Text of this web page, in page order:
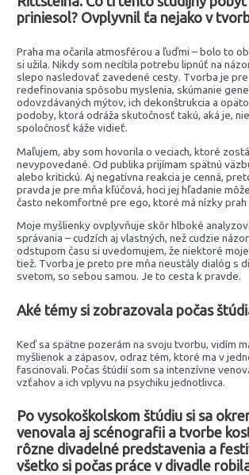
priniesol? Ovplyvnil ťa nejako v
Praha ma očarila atmosférou a ľuďmi – bolo to
si užila. Nikdy som necítila potrebu lipnúť na
slepo nasledovať zavedené cesty. Tvorba je
redefinovania spôsobu myslenia, skúmanie
odovzdávaných mýtov, ich dekonštrukcia a
podoby, ktorá odráža skutočnosť takú, aká je,
spoločnosť káže vidieť.
Maľujem, aby som hovorila o veciach, ktoré
nevypovedané. Od publika prijímam spätnú
alebo kritickú. Aj negatívna reakcia je cenná,
pravda je pre mňa kľúčová, hoci jej hľadanie
často nekomfortné pre ego, ktoré má nízky
Moje myšlienky ovplyvňuje skôr hlboké
správania – cudzích aj vlastných, než cudzie
odstupom času si uvedomujem, že niektoré
tiež. Tvorba je preto pre mňa neustály dialóg s
svetom, so sebou samou. Je to cesta k pravde.
Aké témy si zobrazovala počas
Keď sa spätne pozerám na svoju tvorbu, vidím
myšlienok a zápasov, odraz tém, ktoré ma v
fascinovali. Počas štúdií som sa intenzívne
vzťahov a ich vplyvu na psychiku jednotlivca.
Po vysokoškolskom štúdiu si sa
venovala aj scénografii a tvorbe
rôzne divadelné predstavenia a
všetko si počas práce v divadle